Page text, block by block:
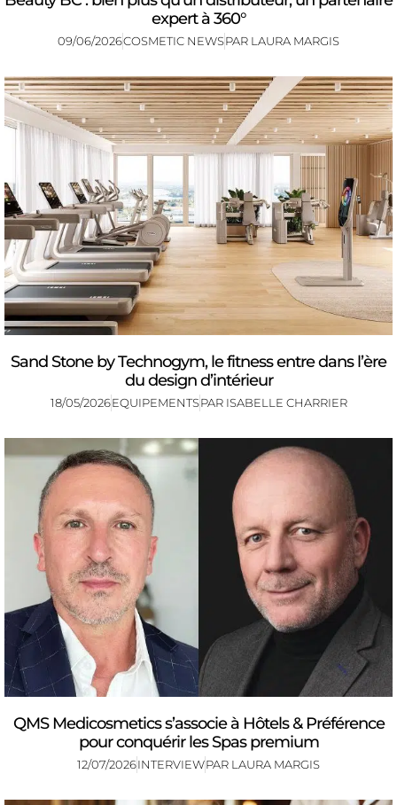
expert à 360°
09/06/2026COSMETIC NEWSPAR LAURA MARGIS
Sand Stone by Technogym, le fitness entre dans l’ère
du design d’intérieur
18/05/2026EQUIPEMENTSPAR ISABELLE CHARRIER
QMS Medicosmetics s’associe à Hôtels & Préférence
pour conquérir les Spas premium
12/07/2026INTERVIEWPAR LAURA MARGIS